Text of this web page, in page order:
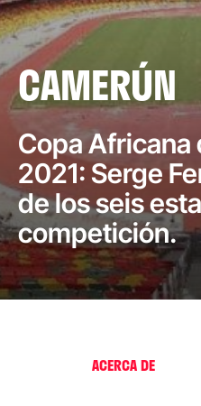
CAMERÚN
Copa Africana
2021: Serge
de los seis
competición.
ACERCA DE